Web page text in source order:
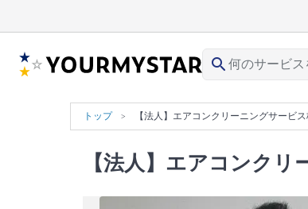
search
トップ 【法人】エアコンクリーニングサービ
【法人】エアコンク